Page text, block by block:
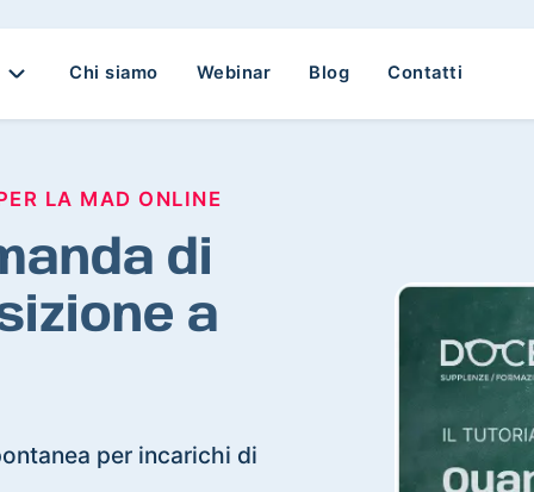
Chi siamo Webinar Blog Contatti
LA MAD ONLINE
di
a
per incarichi di